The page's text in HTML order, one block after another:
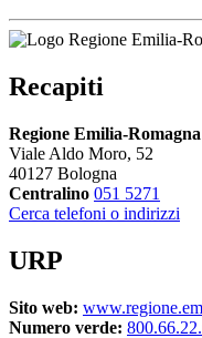
Recapiti
Regione Emilia-Romagna
Viale Aldo Moro, 52
40127 Bologna
Centralino 051 5271
Cerca telefoni o indirizzi
URP
Sito web:
Numero verde: